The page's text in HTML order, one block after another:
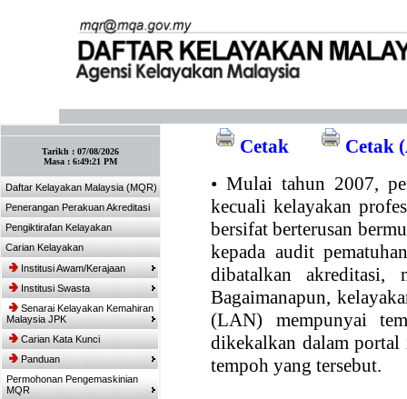
Tarikh : 07/08/2026
Masa : 6:49:21 PM
Daftar Kelayakan Malaysia (MQR)
Penerangan Perakuan Akreditasi
Pengiktirafan Kelayakan
Carian Kelayakan
Institusi Awam/Kerajaan
Institusi Swasta
Senarai Kelayakan Kemahiran
Malaysia JPK
Carian Kata Kunci
Panduan
Permohonan Pengemaskinian
MQR
Cetak
Cetak
• Mulai tahun 2007,
kecuali kelayakan
bersifat berterusan
kepada audit
dibatalkan akreditasi,
Bagaimanapun,
(LAN) mempunyai
dikekalkan dalam portal
tempoh yang tersebut.